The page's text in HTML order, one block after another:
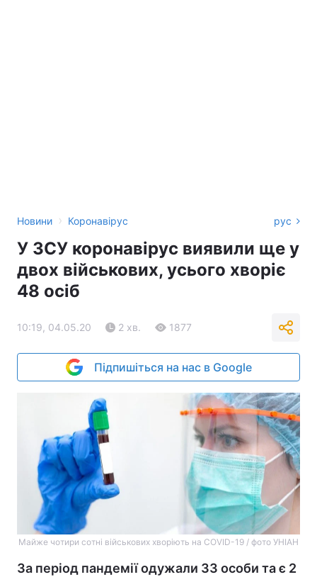
Новини › Коронавірус рус
У ЗСУ коронавірус виявили ще у
двох військових, усього хворіє
48 осіб
10:19, 04.05.20 2 хв. 1877
Підпишіться на нас в Google
Майже чотири сотні військових хворіють на COVID-19 / фото УНІАН
За період пандемії одужали 33 особи та є 2